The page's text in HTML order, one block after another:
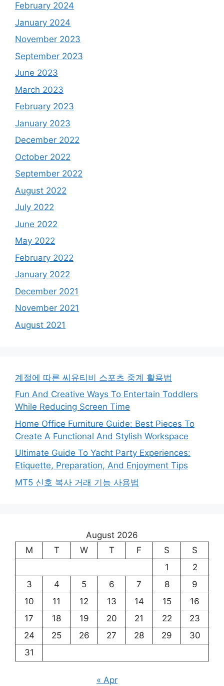
February 2024
January 2024
November 2023
September 2023
June 2023
March 2023
February 2023
January 2023
December 2022
October 2022
September 2022
August 2022
July 2022
June 2022
May 2022
February 2022
January 2022
December 2021
November 2021
August 2021
계절에 따른 씨유티비 스포츠 중계 활용법
Fun And Creative Ways To Entertain Toddlers
While Reducing Screen Time
Home Office Furniture Guide: Best Pieces To
Create A Functional And Stylish Workspace
Ultimate Guide To Yacht Party Experiences:
Etiquette, Preparation, And Enjoyment Tips
MT5 신호 복사 거래 기능 사용법
August 2026
M
T W T F S
S
1
2
3
4 5 6 7 8
9
10
11 12 13 14 15
16
17
18 19 20 21 22
23
24
25 26 27 28 29
30
31
« Apr